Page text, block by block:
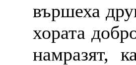
вършеха
хората
намразят,